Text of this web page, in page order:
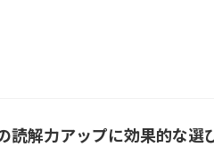
読解力アップに効果的な選